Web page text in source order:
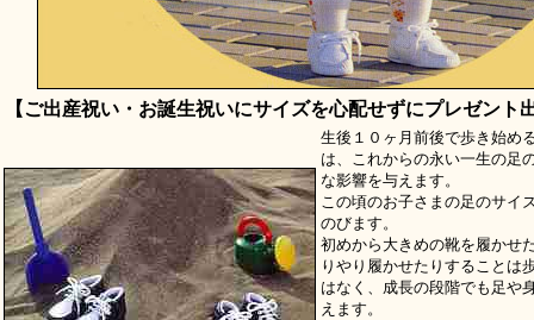
【ご出産祝い・お誕生祝いにサイズを心配せずにプレゼント
生後１０ヶ月前後で歩き始め
は、これからの永い一生の足
な影響を与えます。
この頃のお子さまの足のサイ
のびます。
初めから大きめの靴を履かせ
りやり履かせたりすることは
はなく、成長の段階でも足や
えます。